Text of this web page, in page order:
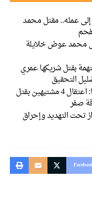
عمله.. مقتل محمد
محمد عوض خلايلة
بقتل شريكها عمري
التحقيق
فيديو | كشف تفاصيل جريمة دير حنا: اعتقال 4 مشتبهين بقتل
صفر
(16 عامًا) بابتزاز تحت التهديد وإحراق